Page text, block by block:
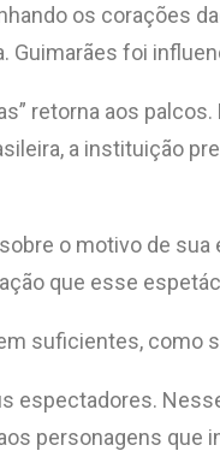
os
foi
retorna aos
a instituição
o motivo de
que esse
suficientes,
espectadores.
personagens que